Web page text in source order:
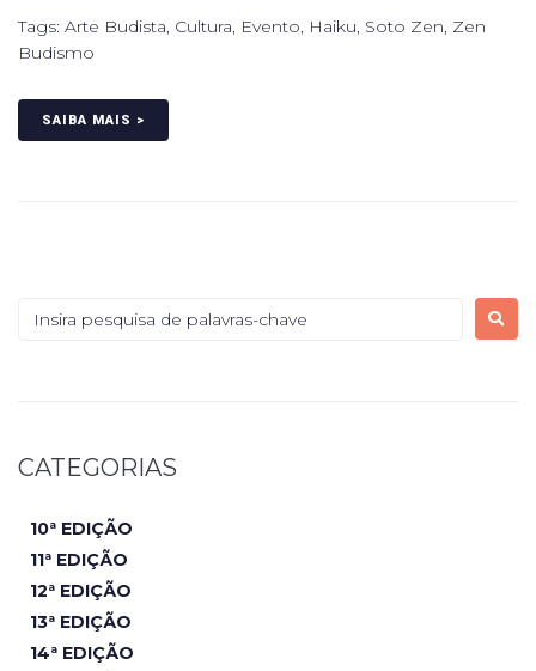
Tags: Arte Budista, Cultura, Evento, Haiku, Soto Zen, Zen
Budismo
SAIBA MAIS >
CATEGORIAS
10ª EDIÇÃO
11ª EDIÇÃO
12ª EDIÇÃO
13ª EDIÇÃO
14ª EDIÇÃO